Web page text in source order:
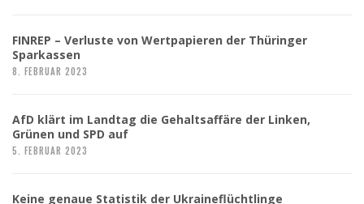
FINREP – Verluste von Wertpapieren der Thüringer
Sparkassen
8. FEBRUAR 2023
AfD klärt im Landtag die Gehaltsaffäre der Linken,
Grünen und SPD auf
5. FEBRUAR 2023
Keine genaue Statistik der Ukraineflüchtlinge